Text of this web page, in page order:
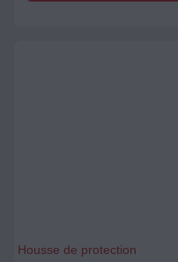
Housse de protection